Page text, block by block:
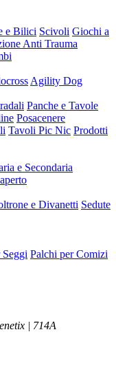
e Bilici Scivoli Giochi a
Anti Trauma
Agility Dog
Panche e Tavole
Posacenere
Tavoli Pic Nic Prodotti
e Secondaria
e Divanetti Sedute
Palchi per Comizi
| 714A